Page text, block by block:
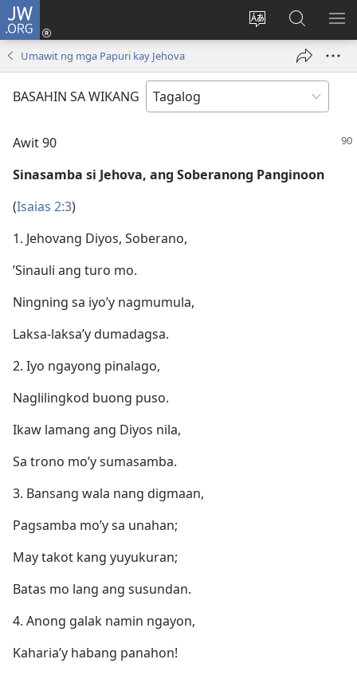
JW.ORG
Baguhin
ng
Mag-
log
bubukas
sa
JW.ORG
Umawit ng mga Papuri kay Jehova
BASAHIN SA WIKANG
Awit 90
Sinasamba si Jehova, ang Soberanong Panginoon
(Isaias 2:3)
1. Jehovang Diyos, Soberano,
’Sinauli ang turo mo.
Ningning sa iyo’y nagmumula,
Laksa-laksa’y dumadagsa.
2. Iyo ngayong pinalago,
Naglilingkod buong puso.
Ikaw lamang ang Diyos nila,
Sa trono mo’y sumasamba.
3. Bansang wala nang digmaan,
Pagsamba mo’y sa unahan;
May takot kang yuyukuran;
Batas mo lang ang susundan.
4. Anong galak namin ngayon,
Kaharia’y habang panahon!